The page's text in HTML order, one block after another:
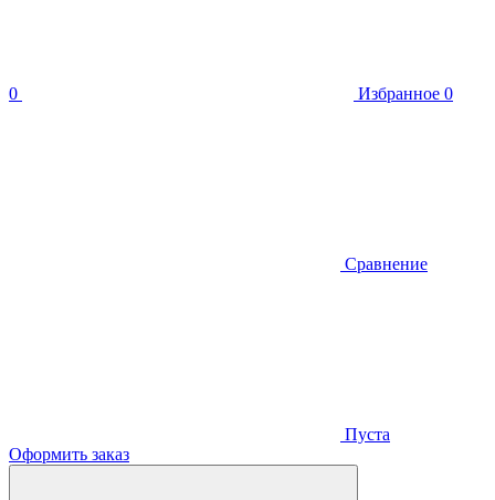
0 Избранное 0
Сравнение
Пуста
Оформить заказ